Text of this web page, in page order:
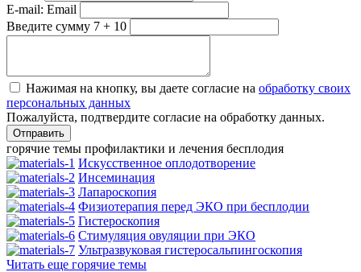
E-mail: Email
Введите сумму 7 + 10
Нажимая на кнопку, вы даете согласие на обработку своих
персональных данных
Пожалуйста, подтвердите согласие на обработку данных.
горячие темы профилактики и лечения бесплодия
Искусственное оплодотворение
Инсеминация
Лапароскопия
Физиотерапия перед ЭКО при бесплодии
Гистероскопия
Стимуляция овуляции при ЭКО
Ультразвуковая гистеросальпингоскопия
Читать еще горячие темы